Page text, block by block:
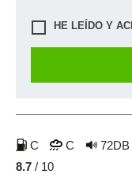
HE LEÍDO Y
C C 72DB
8.7 / 10